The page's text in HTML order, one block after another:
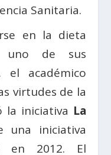
Sanitaria.
en la dieta
uno de sus
el académico
virtudes de la
la iniciativa La
una iniciativa
en 2012. El